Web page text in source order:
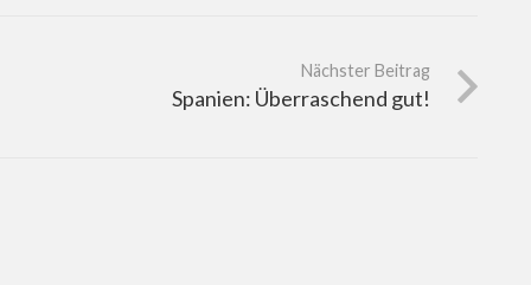
Nächster Beitrag
Spanien: Überraschend gut!